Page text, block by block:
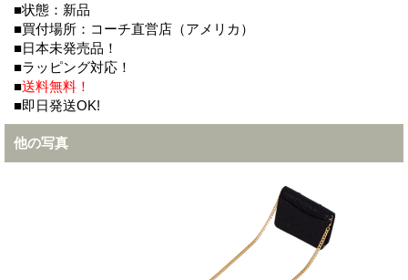
■状態：新品
■買付場所：コーチ直営店（アメリカ）
■日本未発売品！
■ラッピング対応！
■送料無料！
■即日発送OK!
他の写真